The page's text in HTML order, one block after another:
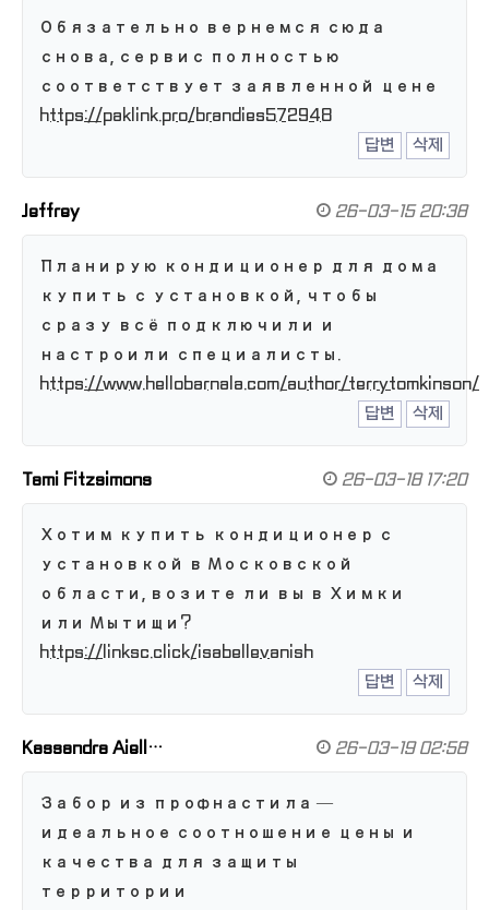
Обязательно вернемся сюда
снова, сервис полностью
соответствует заявленной цене
https://paklink.pro/brandies572948
답변
삭제
Jeffrey 26-03-15 20:38
Планирую кондиционер для дома
купить с установкой, чтобы
сразу всё подключили и
настроили специалисты.
https://www.hellobarnala.com/author/terrytomkinson/
답변
삭제
Tami Fitzsimons 26-03-18 17:20
Хотим купить кондиционер с
установкой в Московской
области, возите ли вы в Химки
или Мытищи?
https://linksc.click/isabellevanish
답변
삭제
Kassandra Aiell… 26-03-19 02:58
Забор из профнастила —
идеальное соотношение цены и
качества для защиты
территории